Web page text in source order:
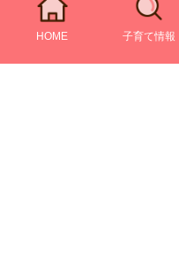
HOME 子育て情報